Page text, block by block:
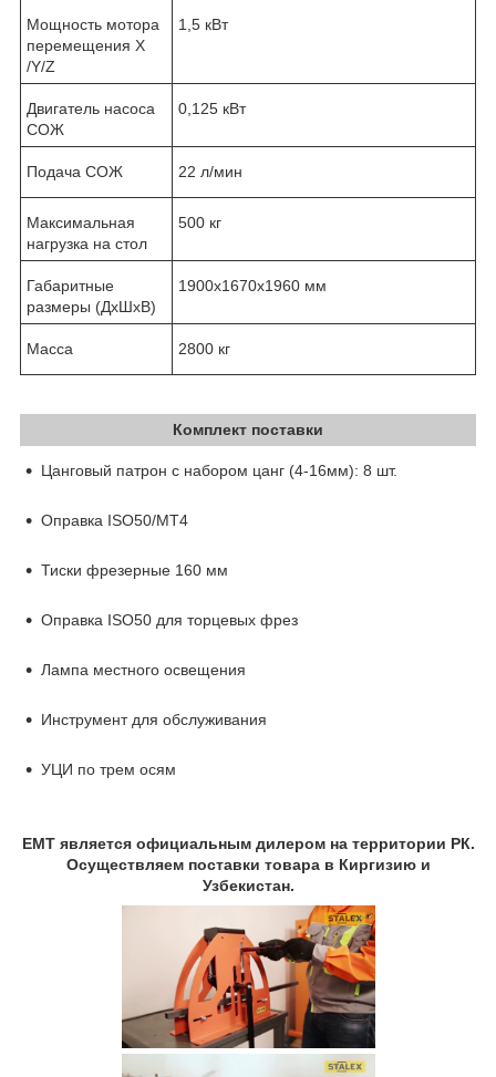
Мощность мотора
перемещения X
/Y/Z
1,5 кВт
Двигатель насоса
СОЖ
0,125 кВт
Подача СОЖ 22 л/мин
Максимальная
нагрузка на стол
500 кг
Габаритные
размеры (ДхШхВ)
1900х1670х1960 мм
Масса 2800 кг
Комплект поставки
Цанговый патрон с набором цанг (4-16мм): 8 шт.
Оправка ISO50/MT4
Тиски фрезерные 160 мм
Оправка ISO50 для торцевых фрез
Лампа местного освещения
Инструмент для обслуживания
УЦИ по трем осям
EMT является официальным дилером на территории РК.
Осуществляем поставки товара в Киргизию и
Узбекистан.